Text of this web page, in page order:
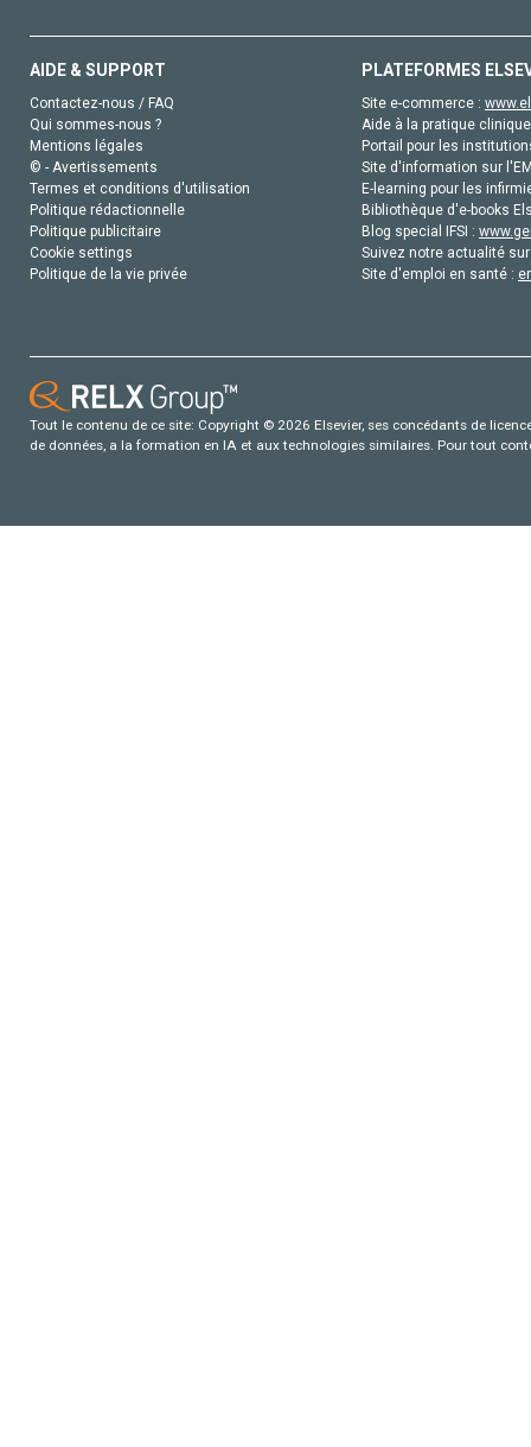
AIDE & SUPPORT
Contactez-nous / FAQ
Qui sommes-nous ?
Mentions légales
© - Avertissements
Termes et conditions d'utilisation
Politique rédactionnelle
Politique publicitaire
Cookie settings
Politique de la vie privée
PLATEFORMES
Site e-commerce :
Aide à la pratique
Portail pour les
Site d'information sur
E-learning pour les
Bibliothèque d'e-books
Blog special IFSI :
Suivez notre actualité
Site d'emploi en santé :
Tout le contenu de ce site: Copyright © 2026 Elsevier, ses concédants de
de données, a la formation en IA et aux technologies similaires. Pour tout